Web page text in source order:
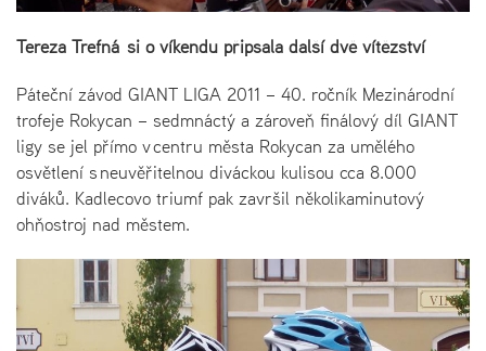
Tereza Trefná si o víkendu připsala další dvě vítězství
Páteční závod GIANT LIGA 2011 – 40. ročník Mezinárodní
trofeje Rokycan – sedmnáctý a zároveň finálový díl GIANT
ligy se jel přímo v centru města Rokycan za umělého
osvětlení s neuvěřitelnou diváckou kulisou cca 8.000
diváků. Kadlecovo triumf pak završil několikaminutový
ohňostroj nad městem.